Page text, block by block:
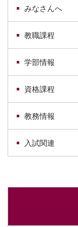
みなさんへ
教職課程
学部情報
資格課程
教務情報
入試関連